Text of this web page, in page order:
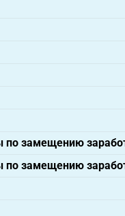
замещению
замещению